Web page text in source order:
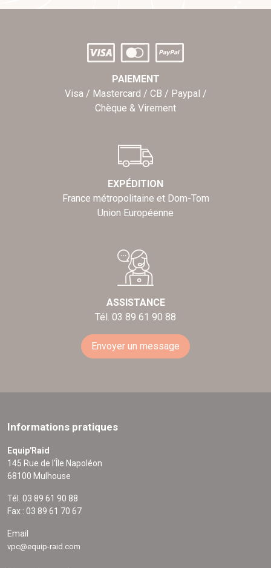
PAIEMENT
Visa / Mastercard / CB / Paypal /
Chèque & Virement
EXPÉDITION
France métropolitaine et Dom-Tom
Union Européenne
ASSISTANCE
Tél. 03 89 61 90 88
Envoyer un message
Informations pratiques
Equip'Raid
145 Rue de l'Île Napoléon
68100 Mulhouse
Tél. 03 89 61 90 88
Fax : 03 89 61 70 67
Email
vpc@equip-raid.com